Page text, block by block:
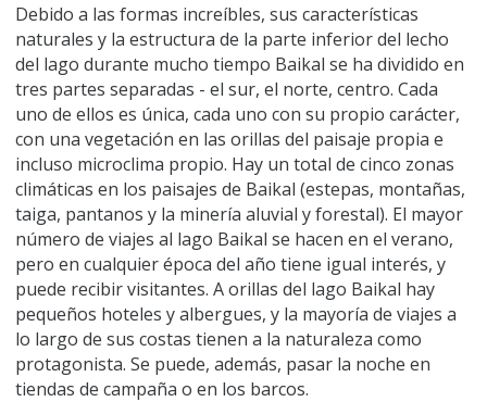
Debido a las formas increíbles, sus características
naturales y la estructura de la parte inferior del lecho
del lago durante mucho tiempo Baikal se ha dividido en
tres partes separadas - el sur, el norte, centro. Cada
uno de ellos es única, cada uno con su propio carácter,
con una vegetación en las orillas del paisaje propia e
incluso microclima propio. Hay un total de cinco zonas
climáticas en los paisajes de Baikal (estepas, montañas,
taiga, pantanos y la minería aluvial y forestal). El mayor
número de viajes al lago Baikal se hacen en el verano,
pero en cualquier época del año tiene igual interés, y
puede recibir visitantes. A orillas del lago Baikal hay
pequeños hoteles y albergues, y la mayoría de viajes a
lo largo de sus costas tienen a la naturaleza como
protagonista. Se puede, además, pasar la noche en
tiendas de campaña o en los barcos.